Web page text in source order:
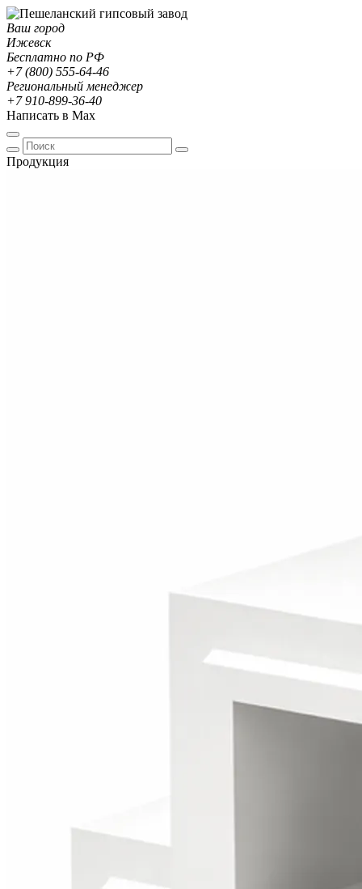
Ваш город
Ижевск
Бесплатно по РФ
+7 (800) 555-64-46
Региональный менеджер
+7 910-899-36-40
Написать в Max
Продукция